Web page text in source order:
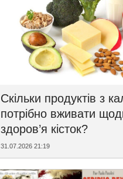
Скільки продуктів з
потрібно вживати
здоров’я кісток?
31.07.2026 21:19